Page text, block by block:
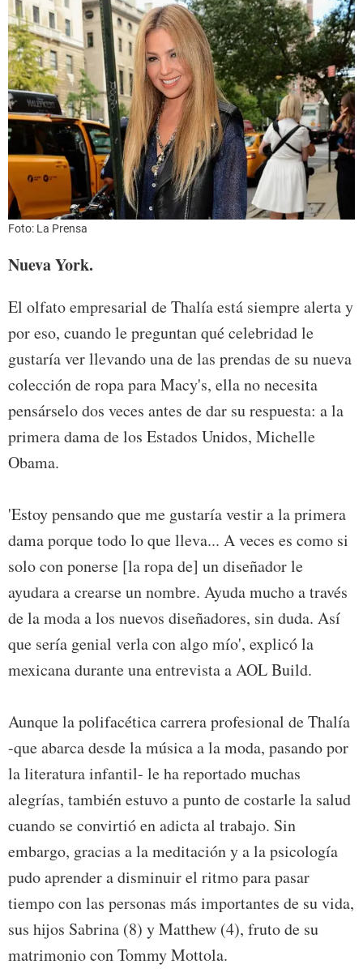
Foto: La Prensa
Nueva York.
El olfato empresarial de Thalía está siempre alerta y
por eso, cuando le preguntan qué celebridad le
gustaría ver llevando una de las prendas de su nueva
colección de ropa para Macy's, ella no necesita
pensárselo dos veces antes de dar su respuesta: a la
primera dama de los Estados Unidos, Michelle
Obama.
'Estoy pensando que me gustaría vestir a la primera
dama porque todo lo que lleva... A veces es como si
solo con ponerse [la ropa de] un diseñador le
ayudara a crearse un nombre. Ayuda mucho a través
de la moda a los nuevos diseñadores, sin duda. Así
que sería genial verla con algo mío', explicó la
mexicana durante una entrevista a AOL Build.
Aunque la polifacética carrera profesional de Thalía
-que abarca desde la música a la moda, pasando por
la literatura infantil- le ha reportado muchas
alegrías, también estuvo a punto de costarle la salud
cuando se convirtió en adicta al trabajo. Sin
embargo, gracias a la meditación y a la psicología
pudo aprender a disminuir el ritmo para pasar
tiempo con las personas más importantes de su vida,
sus hijos Sabrina (8) y Matthew (4), fruto de su
matrimonio con Tommy Mottola.